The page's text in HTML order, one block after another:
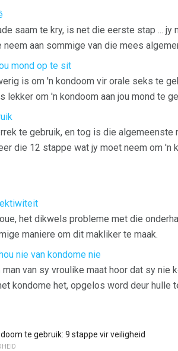
saam te kry, is net die eerste stap ...
aan sommige van die mees
mond op te sit
is om 'n kondoom vir orale seks te
lekker om 'n kondoom aan jou mond te
te gebruik, en tog is die
die 12 stappe wat jy moet neem om 'n
het dikwels probleme met die
maniere om dit makliker te maak.
nie van kondome nie
van sy vroulike maat hoor dat sy nie
kondome het, opgelos word deur hulle
te gebruik: 9 stappe vir veiligheid